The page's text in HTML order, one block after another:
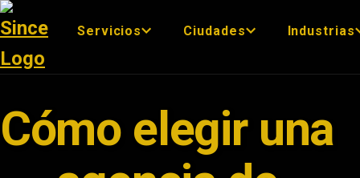
Servicios Ciudades Industrias
Cómo elegir una